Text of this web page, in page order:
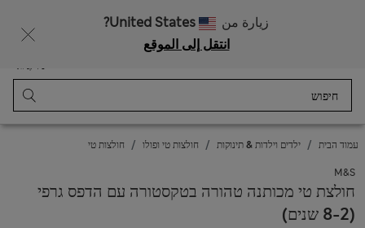
زيارة من
United States?
انتقل إلى الموقع
סל קניות
עמוד הבית ילדים וילדות & תינוקות חולצות טי ופולו חולצות טי
M&S
חולצת טי מכותנה טהורה בטקסטורה עם הדפס גרפי
(2‏-8 שנים)